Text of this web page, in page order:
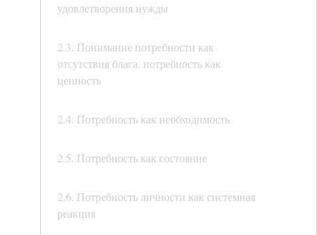
удовлетворения нужды
2.3. Понимание потребности как
отсутствия блага. потребность как
ценность
2.4. Потребность как необходимость
2.5. Потребность как состояние
2.6. Потребность личности как системная
реакция